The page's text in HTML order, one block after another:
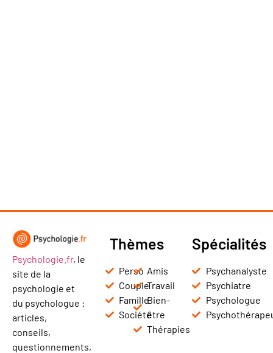
Psychologie.fr, le
site de la
psychologie et
du psychologue :
articles,
conseils,
questionnements,
Thèmes
Perso
Couple
Famille
Société
Amis
Travail
Bien-
être
Thérapies
Spécialités
Psychanalyste
Psychiatre
Psychologue